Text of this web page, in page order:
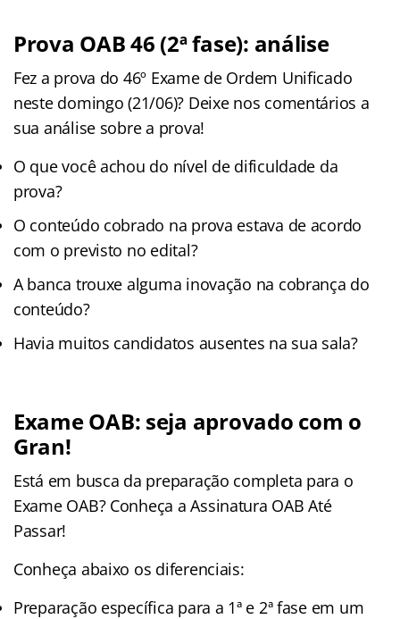
Prova OAB 46 (2ª fase): análise
Fez a prova do 46º Exame de Ordem Unificado
neste domingo (21/06)? Deixe nos comentários a
sua análise sobre a prova!
O que você achou do nível de dificuldade da
prova?
O conteúdo cobrado na prova estava de acordo
com o previsto no edital?
A banca trouxe alguma inovação na cobrança do
conteúdo?
Havia muitos candidatos ausentes na sua sala?
Exame OAB: seja aprovado com o
Gran!
Está em busca da preparação completa para o
Exame OAB? Conheça a Assinatura OAB Até
Passar!
Conheça abaixo os diferenciais:
Preparação específica para a 1ª e 2ª fase em um